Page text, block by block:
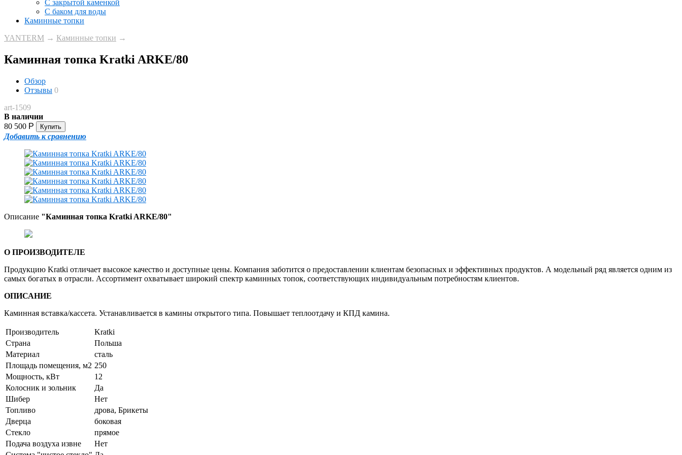
С закрытой каменкой
С баком для воды
Каминные топки
YANTERM → Каминные топки →
Каминная топка Kratki ARKE/80
Обзор
Отзывы 0
art-1509
В наличии
80 500 Р
Добавить к сравнению
Описание "Каминная топка Kratki ARKE/80"
О ПРОИЗВОДИТЕЛЕ
Продукцию Kratki отличает высокое качество и доступные цены. Компания заботится о предоставлении клиентам безопасных и эффективных продуктов. А модельный ряд является одним из
самых богатых в отрасли. Ассортимент охватывает широкий спектр каминных топок, соответствующих индивидуальным потребностям клиентов.
ОПИСАНИЕ
Каминная вставка/кассета. Устанавливается в камины открытого типа. Повышает теплоотдачу и КПД камина.
Производитель
Kratki
Страна
Польша
Материал
сталь
Площадь помещения, м2 250
Мощность, кВт
12
Колосник и зольник
Да
Шибер
Нет
Топливо
дрова, Брикеты
Дверца
боковая
Стекло
прямое
Подача воздуха извне
Нет